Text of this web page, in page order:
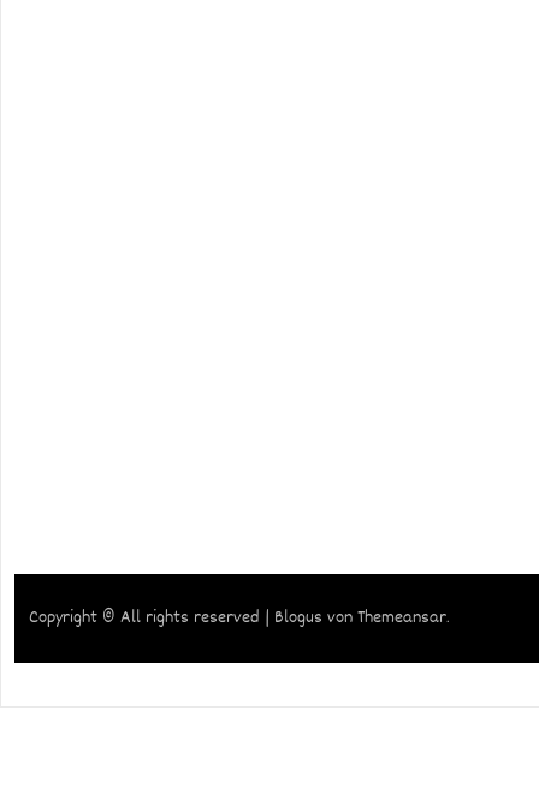
Copyright © All rights reserved | Blogus vonThemeansar.